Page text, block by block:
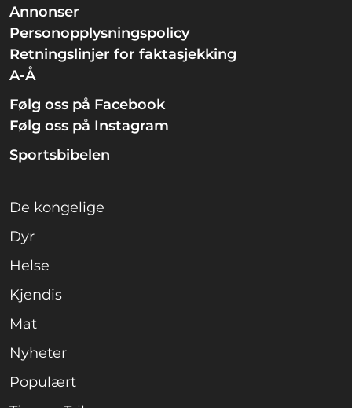
Annonser
Personopplysningspolicy
Retningslinjer for faktasjekking
A-Å
Følg oss på Facebook
Følg oss på Instagram
Sportsbibelen
De kongelige
Dyr
Helse
Kjendis
Mat
Nyheter
Populært